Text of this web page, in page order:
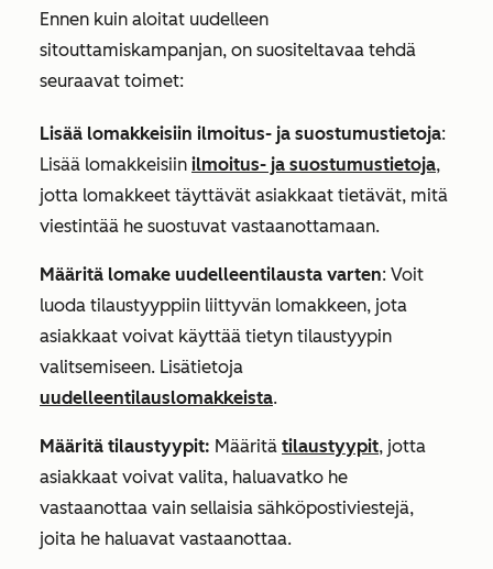
Ennen kuin aloitat uudelleen
sitouttamiskampanjan, on suositeltavaa tehdä
seuraavat toimet:
Lisää lomakkeisiin ilmoitus- ja suostumustietoja:
Lisää lomakkeisiin ilmoitus- ja suostumustietoja,
jotta lomakkeet täyttävät asiakkaat tietävät, mitä
viestintää he suostuvat vastaanottamaan.
Määritä lomake uudelleentilausta varten: Voit
luoda tilaustyyppiin liittyvän lomakkeen, jota
asiakkaat voivat käyttää tietyn tilaustyypin
valitsemiseen. Lisätietoja
uudelleentilauslomakkeista.
Määritä tilaustyypit: Määritä tilaustyypit, jotta
asiakkaat voivat valita, haluavatko he
vastaanottaa vain sellaisia sähköpostiviestejä,
joita he haluavat vastaanottaa.